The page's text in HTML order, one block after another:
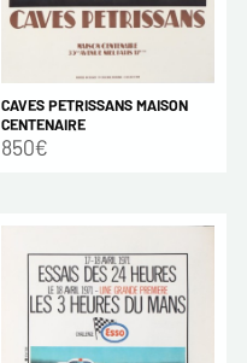
CAVES PETRISSANS MAISON
CENTENAIRE
850€